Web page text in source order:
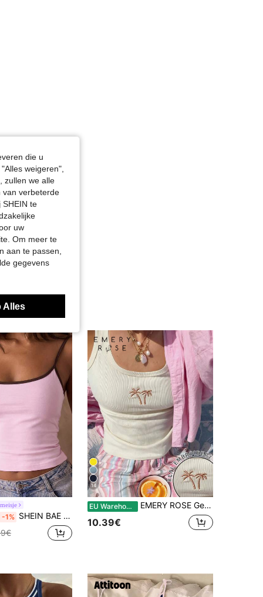
Lichaamsvorm: Appel, Kleur: Wit, Maat: L
-1% SHEIN BAE Dames camisole met contrasterende kleuren en aansluitende pasvorm, casual model
14
EU Warehouse EMERY ROSE Geborduurd minimalistisch mouwloos tanktopje voor dames, geschikt voor dagelijks gebruik.
10.39€
die u
weigeren",
zullen we alle
van verbeterde
te
uw
Om meer te
aan te passen,
gegevens
Alles